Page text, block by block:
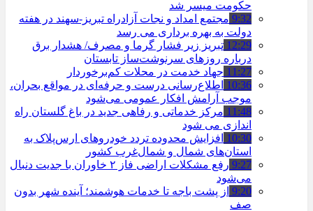
حکومت میسر شد
9:32 مجتمع امداد و نجات آزادراه تبریز-سهند در هفته
دولت به بهره ‌برداری می‌ رسد
12:29 تبریز زیر فشار گرما و مصرف/ هشدار برق
درباره روزهای سرنوشت‌ساز تابستان
11:27 جهاد خدمت در محلات کم‌برخوردار
10:36 اطلاع‌رسانی درست و حرفه‌ای در مواقع بحران،
موجب آرامش افکار عمومی می‌شود
11:48 مرکز خدماتی و رفاهی جدید در باغ گلستان راه
اندازی می شود
10:30 افزایش محدوده تردد خودروهای ارس‌پلاک به
استان‌های شمال و شمال‌غرب کشور
9:27
رفع مشکلات اراضی فاز ۲ خاوران با جدیت دنبال
می‌شود
9:20 از پشت باجه تا خدمات هوشمند؛ آینده شهر بدون
صف